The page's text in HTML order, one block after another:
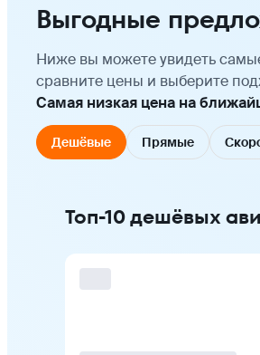
Выгодные
Ниже вы можете увидеть
сравните цены и выберите
Самая низкая цена на
Дешёвые Прямые
Топ-10 дешёвых